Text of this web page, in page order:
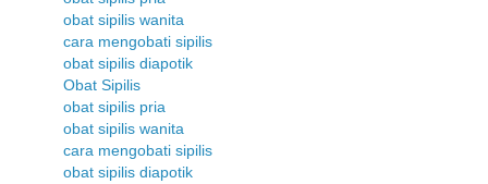
obat sipilis wanita
cara mengobati sipilis
obat sipilis diapotik
Obat Sipilis
obat sipilis pria
obat sipilis wanita
cara mengobati sipilis
obat sipilis diapotik